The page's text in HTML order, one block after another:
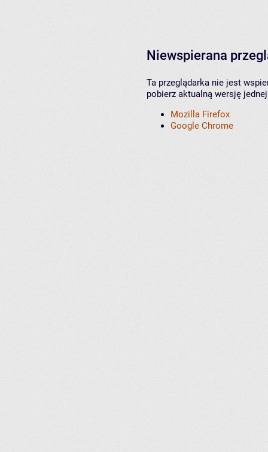
Niewspierana
Ta przeglądarka nie jest
pobierz aktualną wersję
Mozilla Firefox
Google Chrome